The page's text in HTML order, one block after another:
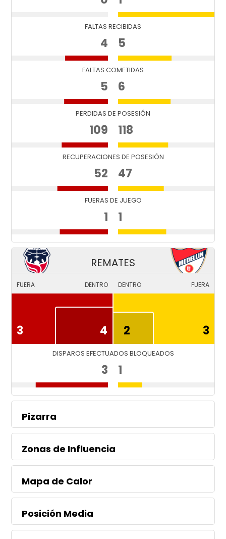
FALTAS RECIBIDAS
4 5
FALTAS COMETIDAS
5 6
PERDIDAS DE POSESIÓN
109 118
RECUPERACIONES DE POSESIÓN
52 47
FUERAS DE JUEGO
1 1
REMATES
FUERA DENTRO
3 4
DENTRO FUERA
2 3
DISPAROS EFECTUADOS BLOQUEADOS
3 1
Pizarra
Zonas de Influencia
Mapa de Calor
Posición Media